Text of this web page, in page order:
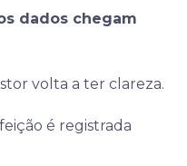
dados chegam
volta a ter clareza.
é registrada